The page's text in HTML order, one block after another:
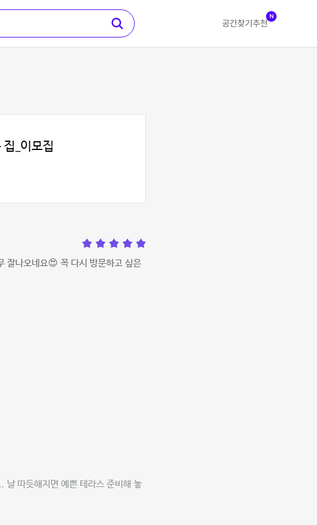
공간찾기 추천
N
_이모집
잘나오네요😍 꼭 다시 방문하고 싶은
따듯해지면 예쁜 테라스 준비해 놓